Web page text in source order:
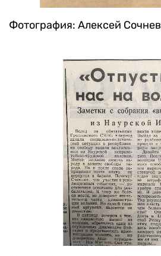
Фотография: Алексей Сочнев